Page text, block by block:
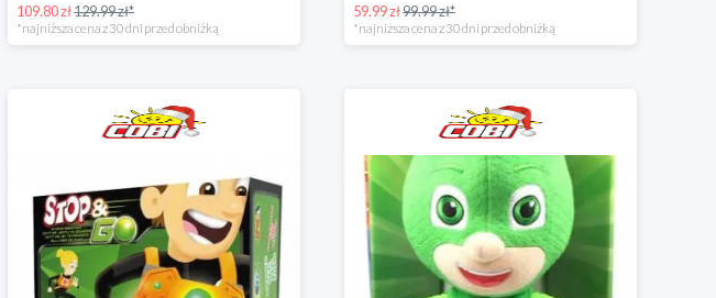
109.80 zł129.99 zł*
*najniższa cena z 30 dni przed obniżką
59.99 zł99.99 zł*
*najniższa cena z 30 dni przed obniżką